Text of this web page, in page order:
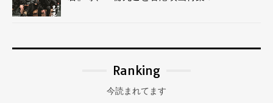
Ranking
今読まれてます